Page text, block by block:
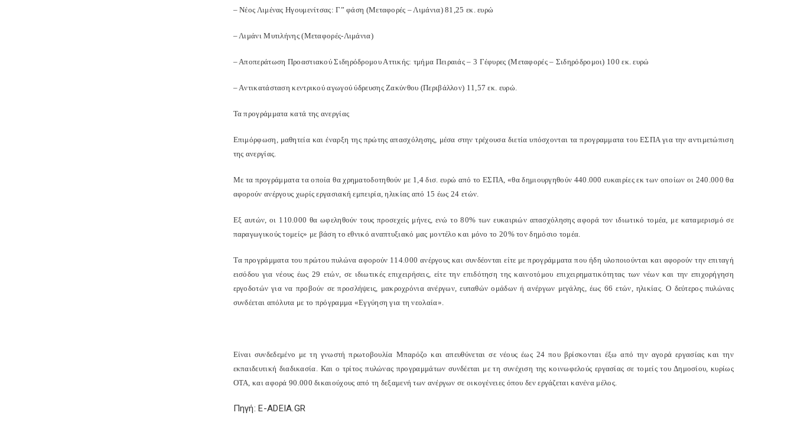
– Νέος Λιμένας Ηγουμενίτσας: Γ” φάση (Μεταφορές – Λιμάνια) 81,25 εκ. ευρώ
– Λιμάνι Μυτιλήνης (Μεταφορές-Λιμάνια)
– Aποπεράτωση Προαστιακού Σιδηρόδρομου Αττικής: τμήμα Πειραιάς – 3 Γέφυρες (Μεταφορές – Σιδηρόδρομοι) 100 εκ. ευρώ
– Aντικατάσταση κεντρικού αγωγού ύδρευσης Ζακύνθου (Περιβάλλον) 11,57 εκ. ευρώ.
Τα προγράμματα κατά της ανεργίας
Eπιμόρφωση, μαθητεία και έναρξη της πρώτης απασχόλησης, μέσα στην τρέχουσα διετία υπόσχονται τα προγραμματα του ΕΣΠΑ για την αντιμετώπιση
της ανεργίας.
Με τα προγράμματα τα οποία θα χρηματοδοτηθούν με 1,4 δισ. ευρώ από το ΕΣΠΑ, «θα δημιουργηθούν 440.000 ευκαιρίες εκ των οποίων οι 240.000 θα
αφορούν ανέργους χωρίς εργασιακή εμπειρία, ηλικίας από 15 έως 24 ετών.
Εξ αυτών, οι 110.000 θα ωφεληθούν τους προσεχείς μήνες, ενώ το 80% των ευκαιριών απασχόλησης αφορά τον ιδιωτικό τομέα, με καταμερισμό σε
παραγωγικούς τομείς» με βάση το εθνικό αναπτυξιακό μας μοντέλο και μόνο το 20% τον δημόσιο τομέα.
Tα προγράμματα του πρώτου πυλώνα αφορούν 114.000 ανέργους και συνδέονται είτε με προγράμματα που ήδη υλοποιούνται και αφορούν την επιταγή
εισόδου για νέους έως 29 ετών, σε ιδιωτικές επιχειρήσεις, είτε την επιδότηση της καινοτόμου επιχειρηματικότητας των νέων και την επιχορήγηση
εργοδοτών για να προβούν σε προσλήψεις, μακροχρόνια ανέργων, ευπαθών ομάδων ή ανέργων μεγάλης, έως 66 ετών, ηλικίας. Ο δεύτερος πυλώνας
συνδέεται απόλυτα με το πρόγραμμα «Εγγύηση για τη νεολαία».
Είναι συνδεδεμένο με τη γνωστή πρωτοβουλία Μπαρόζο και απευθύνεται σε νέους έως 24 που βρίσκονται έξω από την αγορά εργασίας και την
εκπαιδευτική διαδικασία. Και ο τρίτος πυλώνας προγραμμάτων συνδέεται με τη συνέχιση της κοινωφελούς εργασίας σε τομείς του Δημοσίου, κυρίως
ΟΤΑ, και αφορά 90.000 δικαιούχους από τη δεξαμενή των ανέργων σε οικογένειες όπου δεν εργάζεται κανένα μέλος.
Πηγή: E-ADEIA.GR